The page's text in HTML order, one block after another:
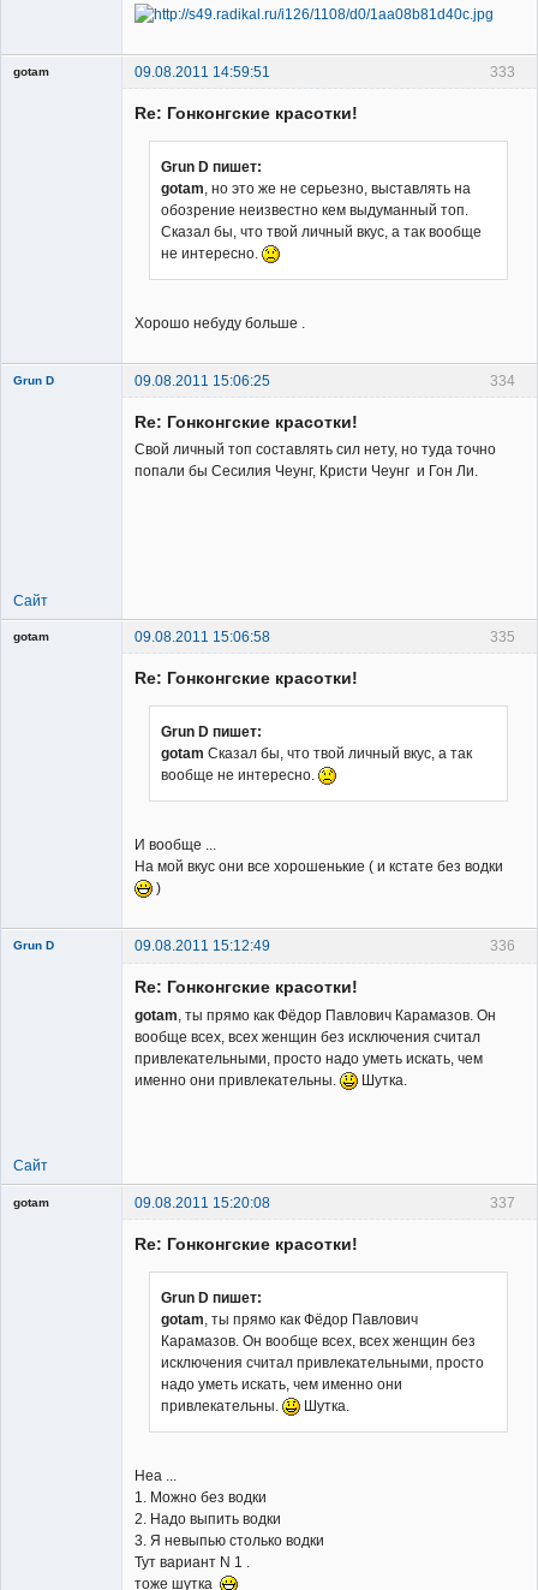
333
gotam
09.08.2011 14:59:51
Re: Гонконгские красотки!
Grun D пишет:
gotam, но это же не серьезно, выставлять на
обозрение неизвестно кем выдуманный топ.
Сказал бы, что твой личный вкус, а так вообще
не интересно.
Хорошо небуду больше .
334
Grun D 09.08.2011 15:06:25
Re: Гонконгские красотки!
Свой личный топ составлять сил нету, но туда точно
попали бы Сесилия Чеунг, Кристи Чеунг и Гон Ли.
Сайт
335
gotam
09.08.2011 15:06:58
Re: Гонконгские красотки!
Grun D пишет:
gotam Сказал бы, что твой личный вкус, а так
вообще не интересно.
И вообще ...
На мой вкус они все хорошенькие ( и кстате без водки
)
336
Grun D 09.08.2011 15:12:49
Re: Гонконгские красотки!
gotam , ты прямо как Фёдор Павлович Карамазов. Он
вообще всех, всех женщин без исключения считал
привлекательными, просто надо уметь искать, чем
именно они привлекательны.
Шутка.
Сайт
337
gotam
09.08.2011 15:20:08
Re: Гонконгские красотки!
Grun D пишет:
gotam , ты прямо как Фёдор Павлович
Карамазов. Он вообще всех, всех женщин без
исключения считал привлекательными, просто
надо уметь искать, чем именно они
привлекательны.
Шутка.
Неа ...
1. Можно без водки
2. Надо выпить водки
3. Я невыпью столько водки
Тут вариант N 1 .
тоже шутка